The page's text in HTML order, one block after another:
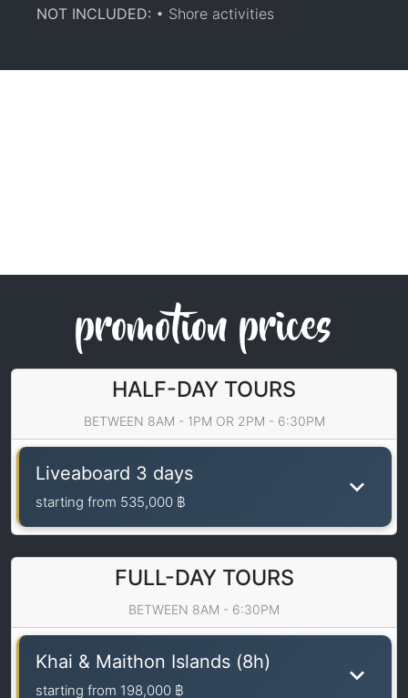
NOT INCLUDED: • Shore activities
promotion prices
HALF-DAY TOURS
BETWEEN 8AM - 1PM OR 2PM - 6:30PM
Liveaboard 3 days
starting from 535,000 ฿
FULL-DAY TOURS
BETWEEN 8AM - 6:30PM
Khai & Maithon Islands (8h)
starting from 198,000 ฿